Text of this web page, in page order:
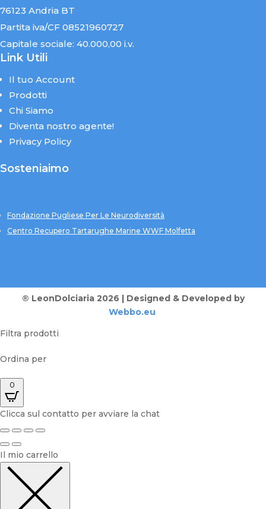
76123 Andria BT
Partita iva/CF 08521960727
Capitale sociale: 40.000,00 i.v.
Link Utili
Il tuo Account
Prodotti
Chi Siamo
Diventa nostro agente!
Privacy Policy
Sosteniaimo
Fondazione Pugliese Per Le Neurodiversità
Centro Recupero Tartarughe Marine WWF Molfetta
® LeonDolciaria 2026 | Designed & Developed by
Webbo.eu
Filtra prodotti
Ordina per
0
Clicca sul contatto per avviare la chat
Il mio carrello